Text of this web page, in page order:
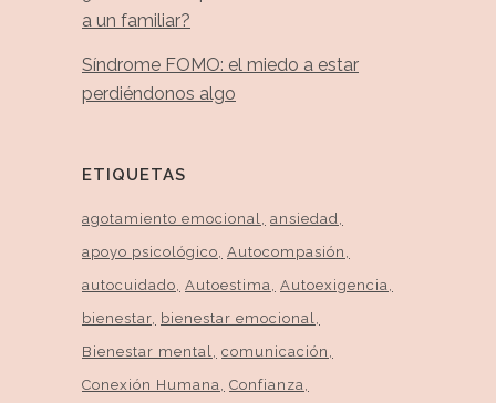
a un familiar?
Síndrome FOMO: el miedo a estar
perdiéndonos algo
ETIQUETAS
agotamiento emocional ansiedad
apoyo psicológico Autocompasión
autocuidado Autoestima Autoexigencia
bienestar
bienestar emocional
Bienestar mental comunicación
Conexión Humana Confianza